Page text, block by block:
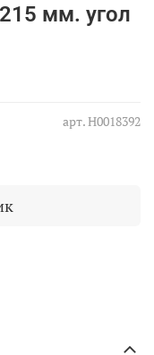
арт.Н0018392
мм. угол